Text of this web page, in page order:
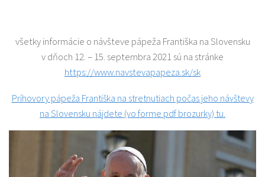
všetky informácie o návšteve pápeža Františka na Slovensku
v dňoch 12. – 15. septembra 2021 sú na stránke
https://www.navstevapapeza.sk/sk
Príhovory pápeža Františka na stretnutiach počas jeho návštevy
na Slovensku nájdete (vo forme pdf brozurky) tu.